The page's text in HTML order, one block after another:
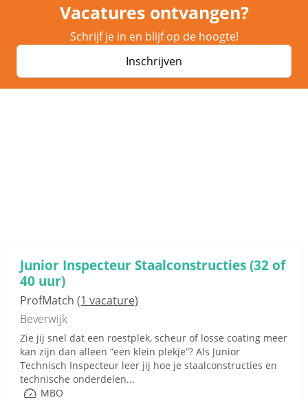
Vacatures ontvangen?
Schrijf je in en blijf op de hoogte!
Inschrijven
Junior Inspecteur Staalconstructies (32 of
40 uur)
ProfMatch (1 vacature)
Beverwijk
Zie jij snel dat een roestplek, scheur of losse coating meer
kan zijn dan alleen “een klein plekje”? Als Junior
Technisch Inspecteur leer jij hoe je staalconstructies en
technische onderdelen...
MBO